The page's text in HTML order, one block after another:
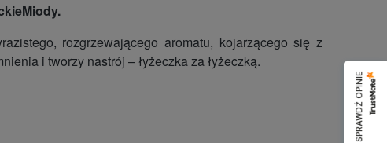
rozgrzewającego aromatu, kojarzącego się z
i tworzy nastrój – łyżeczka za łyżeczką.
SPRAWDŹ OPINIE